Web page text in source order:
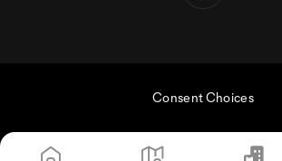
Consent Choices